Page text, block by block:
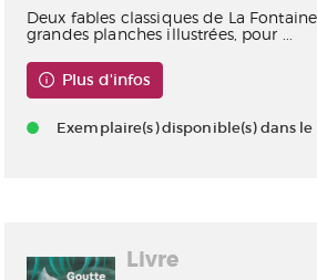
Deux fables classiques de La
grandes planches illustrées, pour ...
Plus d'infos
Exemplaire(s) disponible(s) dans le
Livre